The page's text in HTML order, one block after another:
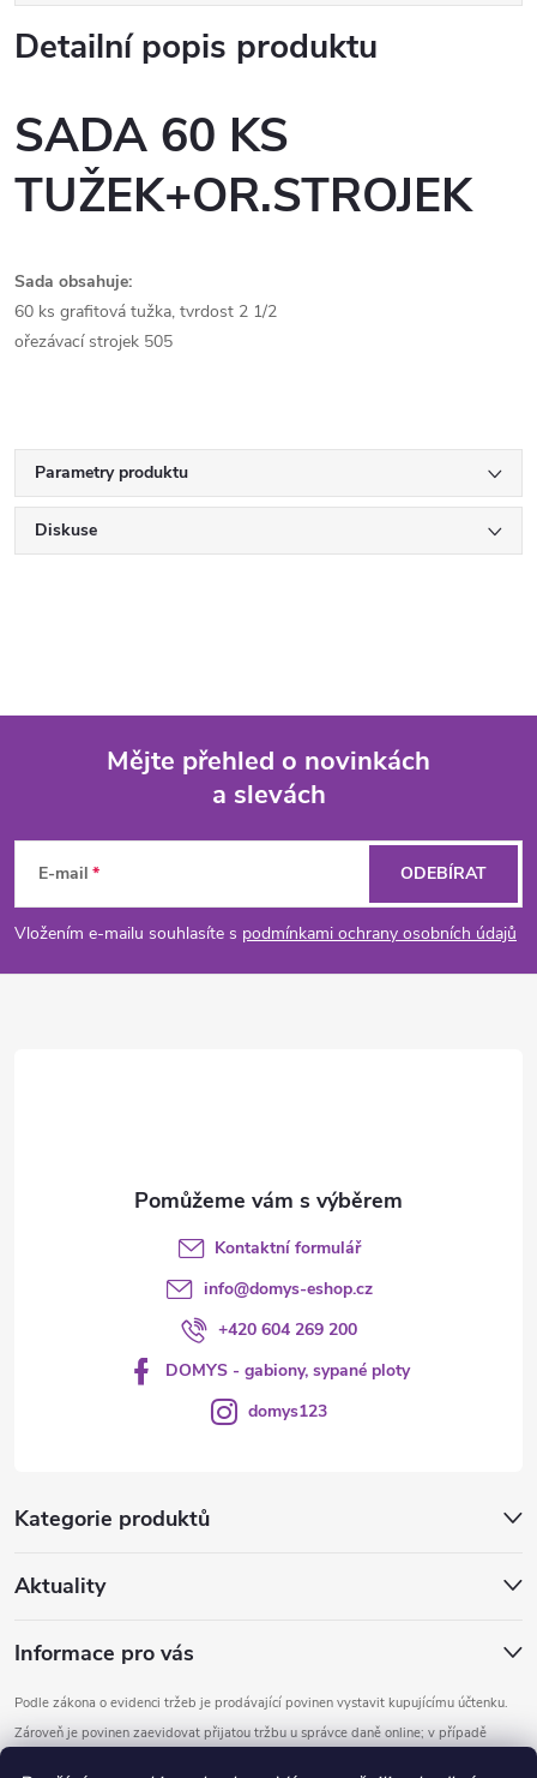
Detailní popis produktu
SADA 60 KS
TUŽEK+OR.STROJEK
Sada obsahuje:
60 ks grafitová tužka, tvrdost 2 1/2
ořezávací strojek 505
Parametry produktu
Diskuse
p
a
Mějte přehled o novinkách
a slevách
E-mail
Vložením e-mailu souhlasíte s podmínkami ochrany osobních údajů
ODEBÍRAT
Kategorie produktů
Aktuality
Informace pro vás
Podle zákona o evidenci tržeb je prodávající povinen vystavit kupujícímu účtenku.
Zároveň je povinen zaevidovat přijatou tržbu u správce daně online; v případě
Kontaktní formulář
info@domys-eshop.cz
+420 604 269 200
DOMYS - gabiony, sypané ploty
domys123